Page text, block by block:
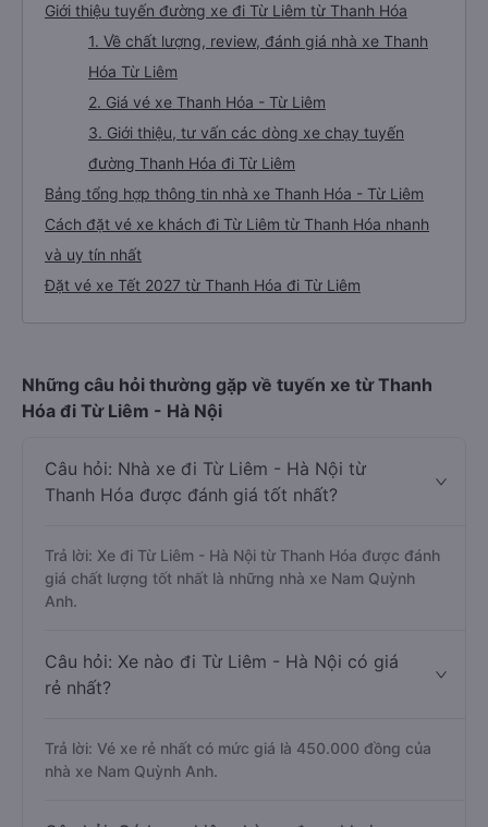
Giới thiệu tuyến đường xe đi Từ Liêm từ Thanh Hóa
1. Về chất lượng, review, đánh giá nhà xe Thanh
Hóa Từ Liêm
2. Giá vé xe Thanh Hóa - Từ Liêm
3. Giới thiệu, tư vấn các dòng xe chạy tuyến
đường Thanh Hóa đi Từ Liêm
Bảng tổng hợp thông tin nhà xe Thanh Hóa - Từ Liêm
Cách đặt vé xe khách đi Từ Liêm từ Thanh Hóa nhanh
và uy tín nhất
Đặt vé xe Tết 2027 từ Thanh Hóa đi Từ Liêm
Những câu hỏi thường gặp về tuyến xe từ Thanh
Hóa đi Từ Liêm - Hà Nội
Câu hỏi: Nhà xe đi Từ Liêm - Hà Nội từ
Thanh Hóa được đánh giá tốt nhất?
Trả lời: Xe đi Từ Liêm - Hà Nội từ Thanh Hóa được đánh
giá chất lượng tốt nhất là những nhà xe Nam Quỳnh
Anh.
Câu hỏi: Xe nào đi Từ Liêm - Hà Nội có giá
rẻ nhất?
Trả lời: Vé xe rẻ nhất có mức giá là 450.000 đồng của
nhà xe Nam Quỳnh Anh.